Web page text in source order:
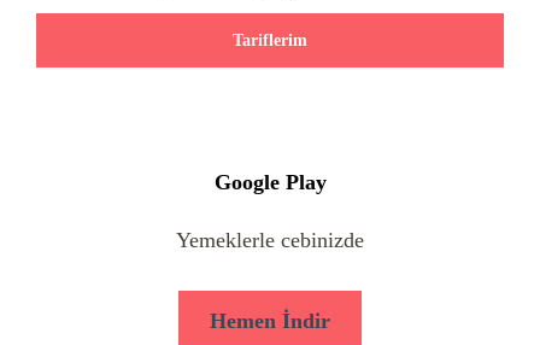
Tariflerim
Google Play
Yemeklerle cebinizde
Hemen İndir